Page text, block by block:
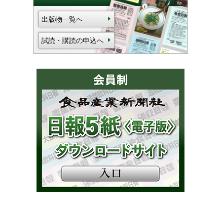
出版物一覧へ
試読・購読の申込へ